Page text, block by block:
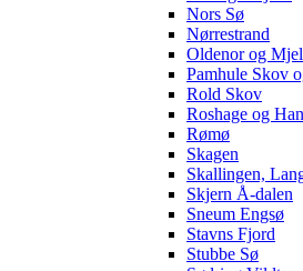
Nors Sø
Nørrestrand
Oldenor og
Pamhule Skov
Rold Skov
Roshage og
Rømø
Skagen
Skallingen,
Skjern Å-dalen
Sneum Engsø
Stavns Fjord
Stubbe Sø